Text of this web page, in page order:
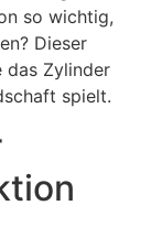
so wichtig,
Dieser
das Zylinder
spielt.